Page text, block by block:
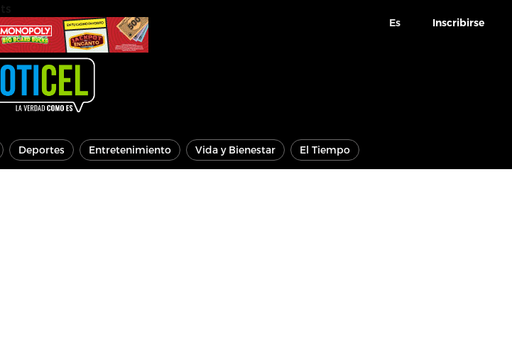
Es Inscribirse
Deportes Entretenimiento Vida y Bienestar El Tiempo